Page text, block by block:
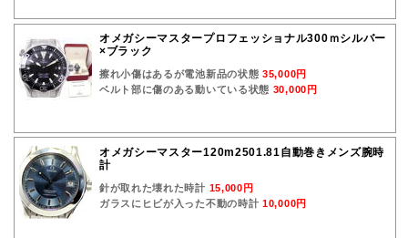
オメガシーマスタープロフェッショナル300ｍシルバー
×ブラック
擦れ小傷はあるが電池新品の状態35,000円
ベルト部に傷のある動いている状態 30,000円
オメガシーマスター120m2501.81自動巻きメンズ腕時
計
針が取れた壊れた時計 15,000円
ガラスにヒビが入った不動の時計10,000円